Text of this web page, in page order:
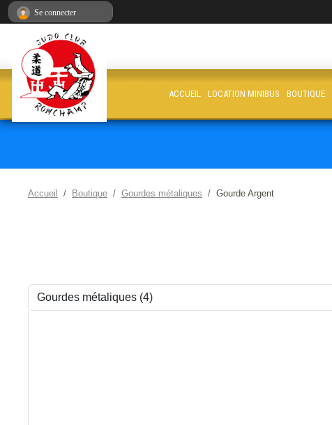
Accueil Boutique Gourdes métaliques Gourde Argent
ACCUEIL LOCATION MINIBUS BOUTIQUE
Se connecter
Panneau de gestion des cookies